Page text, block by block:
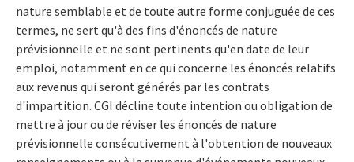
nature semblable et de toute autre forme conjuguée de ces
termes, ne sert qu'à des fins d'énoncés de nature
prévisionnelle et ne sont pertinents qu'en date de leur
emploi, notamment en ce qui concerne les énoncés relatifs
aux revenus qui seront générés par les contrats
d'impartition. CGI décline toute intention ou obligation de
mettre à jour ou de réviser les énoncés de nature
prévisionnelle consécutivement à l'obtention de nouveaux